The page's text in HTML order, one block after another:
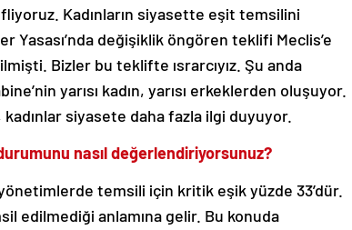
Kadınların siyasette eşit temsilini
Yasası’nda değişiklik öngören teklifi Meclis’e
Bizler bu teklifte ısrarcıyız. Şu anda
yarısı kadın, yarısı erkeklerden oluşuyor.
siyasete daha fazla ilgi duyuyor.
nasıl değerlendiriyorsunuz?
temsili için kritik eşik yüzde 33’dür.
edilmediği anlamına gelir. Bu konuda